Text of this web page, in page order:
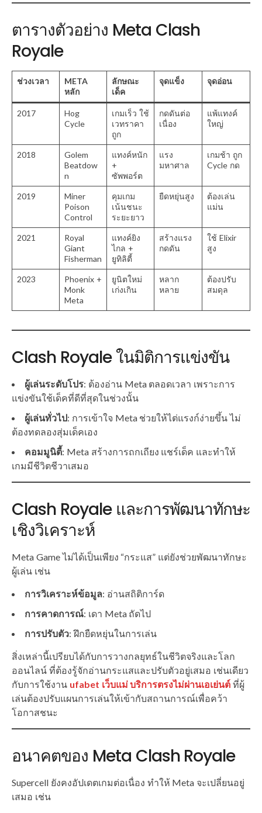
ตารางตัวอย่าง Meta Clash
Royale
ช่วงเวลา
META
หลัก
ลักษณะ
เด็ค
จุดแข็ง จุดอ่อน
2017
Hog
Cycle
เกมเร็ว ใช้
เวทราคา
ถูก
กดดันต่อ
เนื่อง
แพ้แทงค์
ใหญ่
2018
Golem
Beatdow
n
แทงค์หนัก
+
ซัพพอร์ต
แรง
มหาศาล
เกมช้า ถูก
Cycle กด
2019
Miner
Poison
Control
คุมเกม
เน้นชนะ
ระยะยาว
ยืดหยุ่นสูง
ต้องเล่น
แม่น
2021
Royal
Giant
Fisherman
แทงค์ยิง
ไกล +
ยูทิลิตี้
สร้างแรง
กดดัน
ใช้ Elixir
สูง
2023
Phoenix +
Monk
Meta
ยูนิตใหม่
เก่งเกิน
หลาก
หลาย
ต้องปรับ
สมดุล
Clash Royale ในมิติการแข่งขัน
ผู้เล่นระดับโปร: ต้องอ่าน Meta ตลอดเวลา เพราะการ
แข่งขันใช้เด็คที่ดีที่สุดในช่วงนั้น
ผู้เล่นทั่วไป: การเข้าใจ Meta ช่วยให้ไต่แรงก์ง่ายขึ้น ไม่
ต้องทดลองสุ่มเด็คเอง
คอมมูนิตี้: Meta สร้างการถกเถียง แชร์เด็ค และทำให้
เกมมีชีวิตชีวาเสมอ
Clash Royale และการพัฒนาทักษะ
เชิงวิเคราะห์
Meta Game ไม่ได้เป็นเพียง “กระแส” แต่ยังช่วยพัฒนาทักษะ
ผู้เล่น เช่น
การวิเคราะห์ข้อมูล: อ่านสถิติการ์ด
การคาดการณ์: เดา Meta ถัดไป
การปรับตัว: ฝึกยืดหยุ่นในการเล่น
สิ่งเหล่านี้เปรียบได้กับการวางกลยุทธ์ในชีวิตจริงและโลก
ออนไลน์ ที่ต้องรู้จักอ่านกระแสและปรับตัวอยู่เสมอ เช่นเดียว
กับการใช้งาน ufabet เว็บแม่ บริการตรงไม่ผ่านเอเย่นต์ ที่ผู้
เล่นต้องปรับแผนการเล่นให้เข้ากับสถานการณ์เพื่อคว้า
โอกาสชนะ
อนาคตของ Meta Clash Royale
Supercell ยังคงอัปเดตเกมต่อเนื่อง ทำให้ Meta จะเปลี่ยนอยู่
เสมอ เช่น